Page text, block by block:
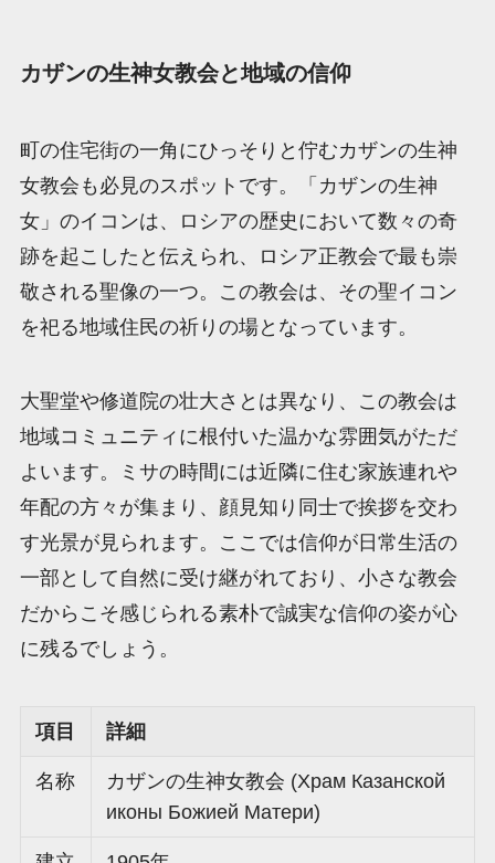
カザンの生神女教会と地域の信仰
町の住宅街の一角にひっそりと佇むカザンの生神
女教会も必見のスポットです。「カザンの生神
女」のイコンは、ロシアの歴史において数々の奇
跡を起こしたと伝えられ、ロシア正教会で最も崇
敬される聖像の一つ。この教会は、その聖イコン
を祀る地域住民の祈りの場となっています。
大聖堂や修道院の壮大さとは異なり、この教会は
地域コミュニティに根付いた温かな雰囲気がただ
よいます。ミサの時間には近隣に住む家族連れや
年配の方々が集まり、顔見知り同士で挨拶を交わ
す光景が見られます。ここでは信仰が日常生活の
一部として自然に受け継がれており、小さな教会
だからこそ感じられる素朴で誠実な信仰の姿が心
に残るでしょう。
項目 詳細
名称
カザンの生神女教会 (Храм Казанской
иконы Божией Матери)